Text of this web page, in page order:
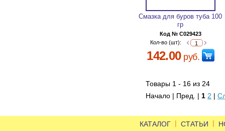
Смазка для буров туба 100
гр
Код № C029423
Кол-во (шт):
142.00руб.
Товары 1 - 16 из 24
Начало | Пред. | 1 2 |
КАТАЛОГ | СТАТЬИ |